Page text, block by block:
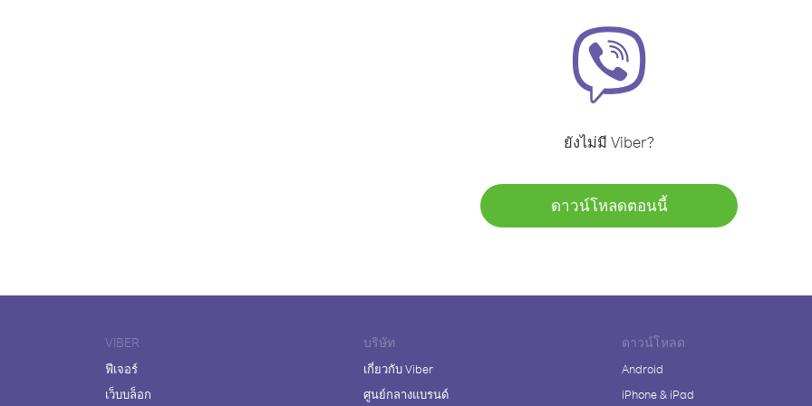
ยังไม่มี Viber?
ดาวน์โหลดตอนนี้
VIBER
ฟีเจอร์
เว็บบล็อก
บริษัท
เกี่ยวกับ Viber
ศูนย์กลางแบรนด์
ดาวน์โหลด
Android
iPhone & iPad